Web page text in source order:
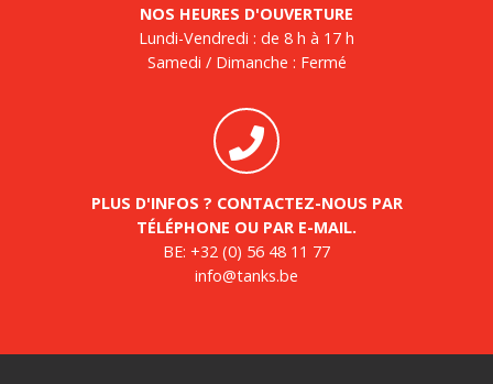
NOS HEURES D'OUVERTURE
Lundi-Vendredi : de 8 h à 17 h
Samedi / Dimanche : Fermé
PLUS D'INFOS ? CONTACTEZ-NOUS PAR
TÉLÉPHONE OU PAR E-MAIL.
BE: +32 (0) 56 48 11 77
info@tanks.be